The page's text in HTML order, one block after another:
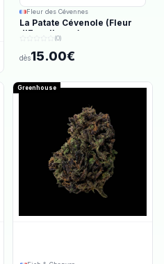
Fleur des Cévennes
La Patate Cévenole (Fleur
d'Excellence)
(0)
dès15.00€
Greenhouse